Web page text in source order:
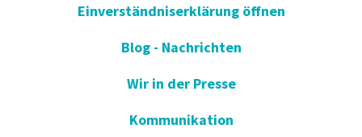
Einverständniserklärung öffnen
Blog - Nachrichten
Wir in der Presse
Kommunikation